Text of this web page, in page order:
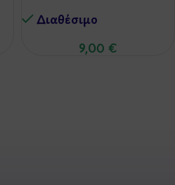
Διαθέσιμo
9,00 €